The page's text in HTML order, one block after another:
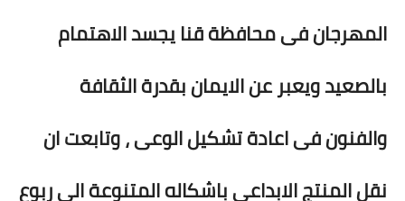
المهرجان فى محافظة قنا يجسد الاهتمام
بالصعيد ويعبر عن الايمان بقدرة الثقافة
والفنون فى اعادة تشكيل الوعى ، وتابعت ان
نقل المنتج الابداعى باشكاله المتنوعة الى ربوع